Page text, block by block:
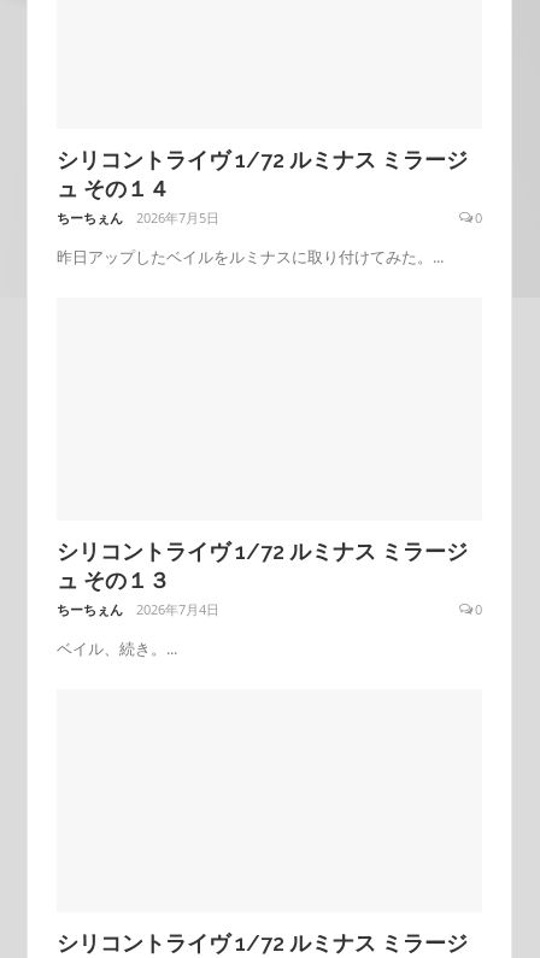
シリコントライヴ 1/72 ルミナス ミラージ
ュ その１４
ちーちぇん 2026年7月5日 0
昨日アップしたベイルをルミナスに取り付けてみた。...
シリコントライヴ 1/72 ルミナス ミラージ
ュ その１３
ちーちぇん 2026年7月4日 0
ベイル、続き。...
シリコントライヴ 1/72 ルミナス ミラージ